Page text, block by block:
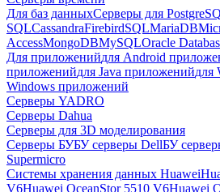
Для баз данныхСерверы для
SQLCassandraFirebirdSQLMariaDB
AccessMongoDBMySQLOracle
Для приложенийдля Android
приложенийдля Java приложенийдля
Windows приложений
Серверы YADRO
Серверы Dahua
Серверы для 3D моделирования
Серверы БУБУ серверы DellБУ
Supermicro
Системы хранения данных Huawei
V6Huawei OceanStor 5510 V6Huawei